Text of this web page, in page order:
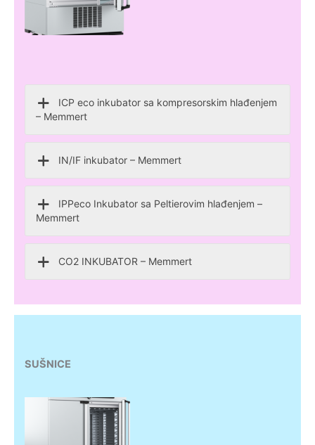
ICP eco inkubator sa kompresorskim hlađenjem
– Memmert
IN/IF inkubator – Memmert
IPPeco Inkubator sa Peltierovim hlađenjem –
Memmert
CO2 INKUBATOR – Memmert
SUŠNICE